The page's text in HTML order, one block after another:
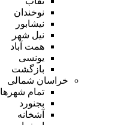
نوخندان
نیشابور
نیل شهر
همت آباد
یونسی
بازگشت
خراسان شمالی
تمام شهر‌ها
بجنورد
آشخانه